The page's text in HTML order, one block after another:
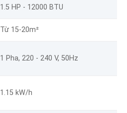
1.5 HP - 12000 BTU
Từ 15-20m²
1 Pha, 220 - 240 V, 50Hz
1.15 kW/h